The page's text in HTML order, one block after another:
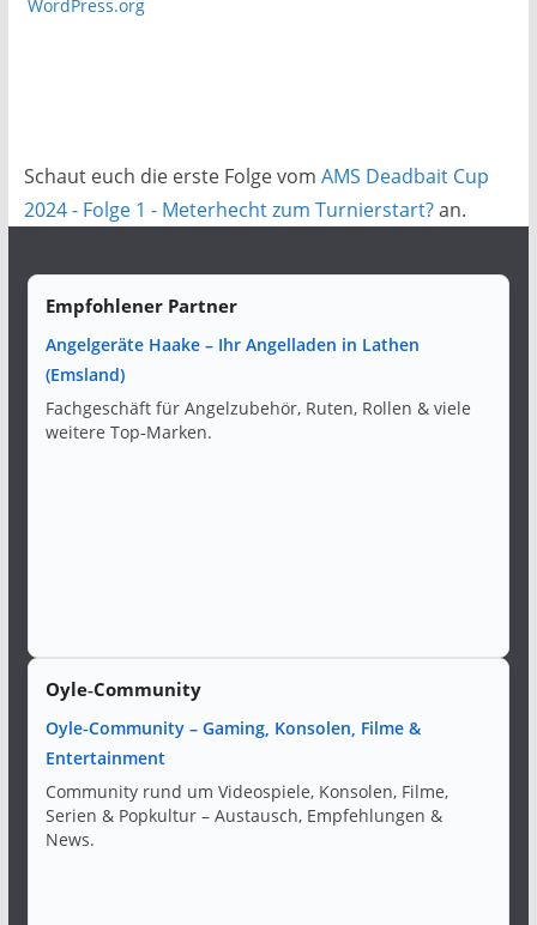
WordPress.org
Schaut euch die erste Folge vom AMS Deadbait Cup
2024 - Folge 1 - Meterhecht zum Turnierstart?an.
Empfohlener Partner
Angelgeräte Haake – Ihr Angelladen in Lathen
(Emsland)
Fachgeschäft für Angelzubehör, Ruten, Rollen & viele
weitere Top‑Marken.
Oyle‑Community
Oyle‑Community – Gaming, Konsolen, Filme &
Entertainment
Community rund um Videospiele, Konsolen, Filme,
Serien & Popkultur – Austausch, Empfehlungen &
News.